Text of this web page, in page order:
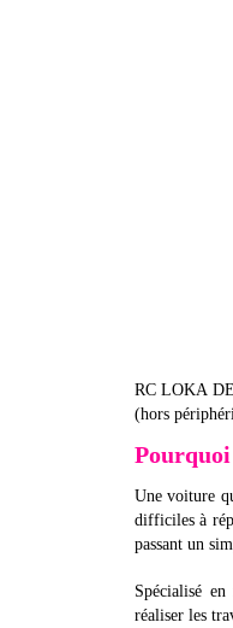
RC LOKA
(hors
Une voiture
difficiles à
passant un
Spécialisé
réaliser les